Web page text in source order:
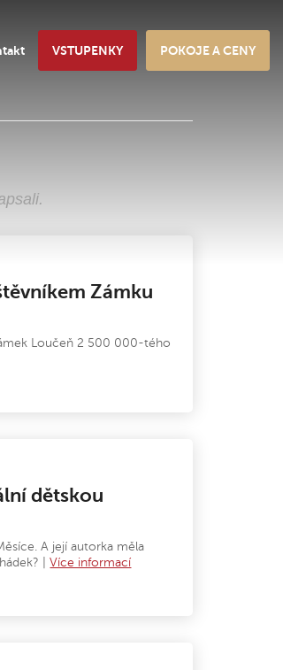
VSTUPENKY POKOJE A CENY
Zámku
Loučeň 2 500 000-tého
dětskou
A její autorka měla
|Více informací